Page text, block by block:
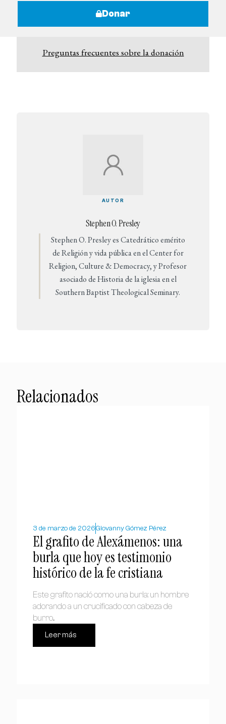
Donar
Preguntas frecuentes sobre la donación
AUTOR
Stephen O. Presley
Stephen O. Presley es Catedrático emérito
de Religión y vida pública en el Center for
Religion, Culture & Democracy, y Profesor
asociado de Historia de la iglesia en el
Southern Baptist Theological Seminary.
Relacionados
3 de marzo de 2026Giovanny Gómez Pérez
El grafito de Alexámenos: una
burla que hoy es testimonio
histórico de la fe cristiana
Este grafito nació como una burla: un hombre
adorando a un crucificado con cabeza de
burro...
Leer más